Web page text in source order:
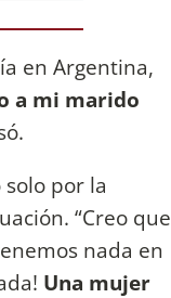
en Argentina,
a mi marido
solo por la
“Creo que
nada en
Una mujer